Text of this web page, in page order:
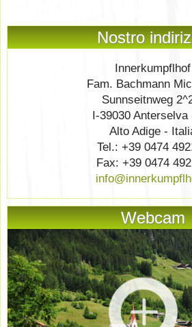
Nostro
Innerkumpflhof
Fam. Bachmann
Sunnseitnweg
I-39030 Anterselva
Alto Adige -
Tel.: +39 0474
Fax: +39 0474
Webcam